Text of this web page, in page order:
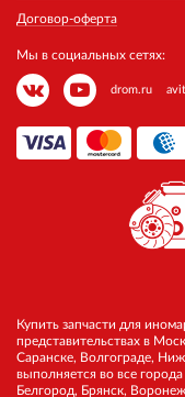
Договор-оферта
Мы в социальных сетях:
drom.ru
Купить запчасти для
представительствах в
Саранске, Волгограде,
выполняется во все
Белгород, Брянск,